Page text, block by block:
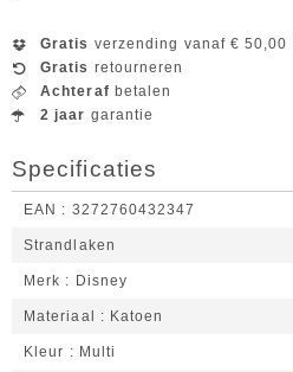
Gratis verzending vanaf € 50,00
Gratis retourneren
Achteraf betalen
2 jaar garantie
Specificaties
EAN 3272760432347
Strandlaken
Merk Disney
Materiaal Katoen
Kleur Multi